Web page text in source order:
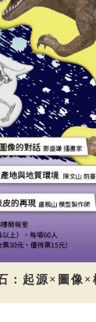
：起源×圖像